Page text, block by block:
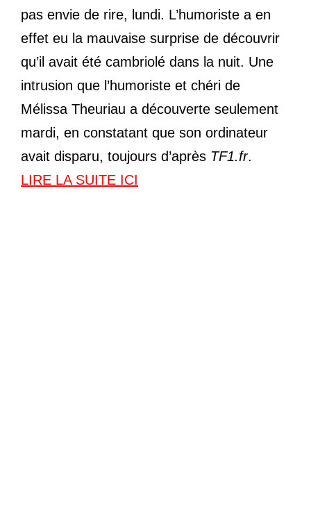
pas envie de rire, lundi. L’humoriste a en
effet eu la mauvaise surprise de découvrir
qu’il avait été cambriolé dans la nuit. Une
intrusion que l’humoriste et chéri de
Mélissa Theuriau a découverte seulement
mardi, en constatant que son ordinateur
avait disparu, toujours d’après TF1.fr.
LIRE LA SUITE ICI